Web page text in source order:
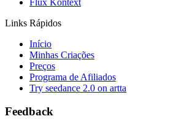
Links Rápidos
Início
Minhas Criações
Preços
Programa de Afiliados
Try seedance 2.0 on artta
Feedback